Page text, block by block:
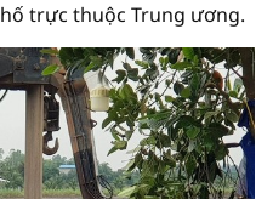
trực thuộc Trung ương.